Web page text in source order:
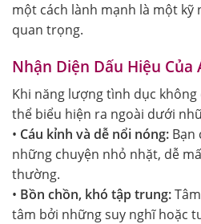
một cách lành mạnh là một kỹ
quan trọng.
Nhận Diện Dấu Hiệu Của
Khi năng lượng tình dục
thể biểu hiện ra ngoài dưới
• Cáu kỉnh và dễ nổi nóng: Bạn
những chuyện nhỏ nhặt, dễ
thường.
• Bồn chồn, khó tập trung:
tâm bởi những suy nghĩ hoặc